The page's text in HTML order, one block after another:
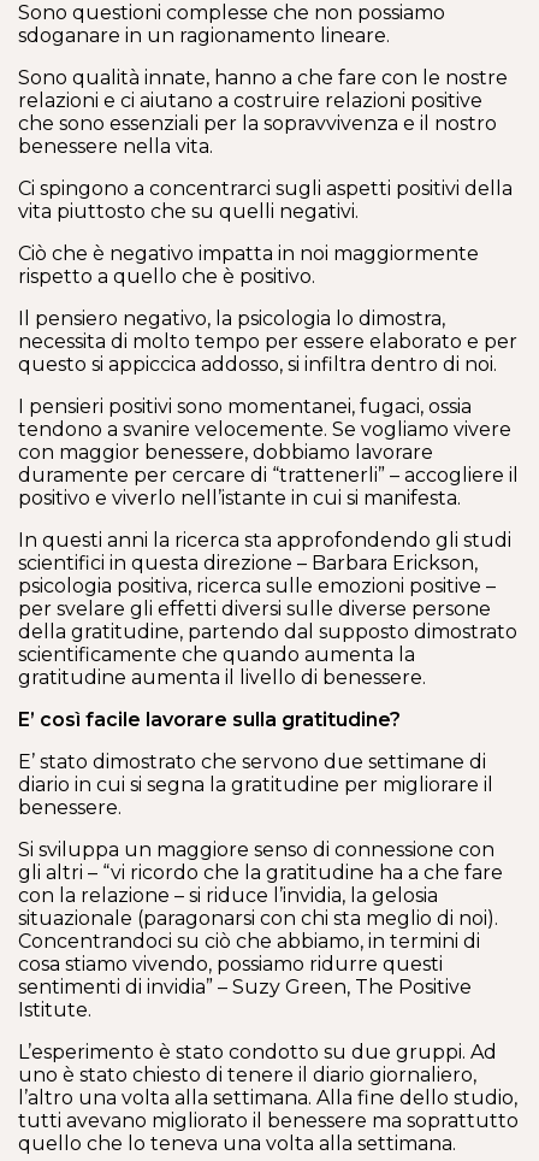
Sono questioni complesse che non possiamo
sdoganare in un ragionamento lineare.
Sono qualità innate, hanno a che fare con le nostre
relazioni e ci aiutano a costruire relazioni positive
che sono essenziali per la sopravvivenza e il nostro
benessere nella vita.
Ci spingono a concentrarci sugli aspetti positivi della
vita piuttosto che su quelli negativi.
Ciò che è negativo impatta in noi maggiormente
rispetto a quello che è positivo.
Il pensiero negativo, la psicologia lo dimostra,
necessita di molto tempo per essere elaborato e per
questo si appiccica addosso, si infiltra dentro di noi.
I pensieri positivi sono momentanei, fugaci, ossia
tendono a svanire velocemente. Se vogliamo vivere
con maggior benessere, dobbiamo lavorare
duramente per cercare di “trattenerli” – accogliere il
positivo e viverlo nell’istante in cui si manifesta.
In questi anni la ricerca sta approfondendo gli studi
scientifici in questa direzione – Barbara Erickson,
psicologia positiva, ricerca sulle emozioni positive –
per svelare gli effetti diversi sulle diverse persone
della gratitudine, partendo dal supposto dimostrato
scientificamente che quando aumenta la
gratitudine aumenta il livello di benessere.
E’ così facile lavorare sulla gratitudine?
E’ stato dimostrato che servono due settimane di
diario in cui si segna la gratitudine per migliorare il
benessere.
Si sviluppa un maggiore senso di connessione con
gli altri – “vi ricordo che la gratitudine ha a che fare
con la relazione – si riduce l’invidia, la gelosia
situazionale (paragonarsi con chi sta meglio di noi).
Concentrandoci su ciò che abbiamo, in termini di
cosa stiamo vivendo, possiamo ridurre questi
sentimenti di invidia” – Suzy Green, The Positive
Istitute.
L’esperimento è stato condotto su due gruppi. Ad
uno è stato chiesto di tenere il diario giornaliero,
l’altro una volta alla settimana. Alla fine dello studio,
tutti avevano migliorato il benessere ma soprattutto
quello che lo teneva una volta alla settimana.